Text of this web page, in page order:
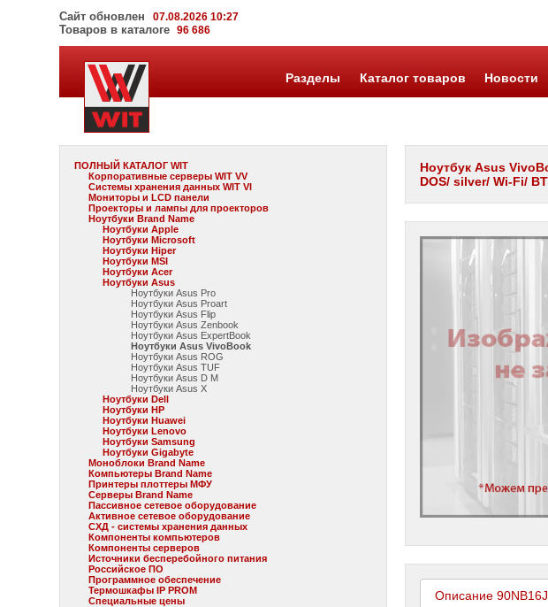
Сайт обновлен 07.08.2026 10:27
Товаров в каталоге96 686
Разделы Каталог товаров Новости
ПОЛНЫЙ КАТАЛОГ WIT
Корпоративные серверы WIT VV
Системы хранения данных WIT VI
Мониторы и LCD панели
Проекторы и лампы для проекторов
Ноутбуки Brand Name
Ноутбуки Apple
Ноутбуки Microsoft
Ноутбуки Hiper
Ноутбуки MSI
Ноутбуки Acer
Ноутбуки Asus
Ноутбуки Asus Pro
Ноутбуки Asus Proart
Ноутбуки Asus Flip
Ноутбуки Asus Zenbook
Ноутбуки Asus ExpertBook
Ноутбуки Asus VivoBook
Ноутбуки Asus ROG
Ноутбуки Asus TUF
Ноутбуки Asus D M
Ноутбуки Asus X
Ноутбуки Dell
Ноутбуки HP
Ноутбуки Huawei
Ноутбуки Lenovo
Ноутбуки Samsung
Ноутбуки Gigabyte
Моноблоки Brand Name
Компьютеры Brand Name
Принтеры плоттеры МФУ
Серверы Brand Name
Пассивное сетевое оборудование
Активное сетевое оборудование
СХД - системы хранения данных
Компоненты компьютеров
Компоненты серверов
Источники бесперебойного питания
Российское ПО
Программное обеспечение
Термошкафы IP PROM
Специальные цены
Ноутбук Asus
DOS/ silver/ Wi-Fi/
Описание